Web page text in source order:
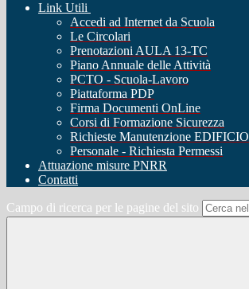
Link Utili
Accedi ad Internet da Scuola
Le Circolari
Prenotazioni AULA 13-TC
Piano Annuale delle Attività
PCTO - Scuola-Lavoro
Piattaforma PDP
Firma Documenti OnLine
Corsi di Formazione Sicurezza
Richieste Manutenzione EDIFICIO
Personale - Richiesta Permessi
Attuazione misure PNRR
Contatti
Campo di ricerca per le pagine del sito